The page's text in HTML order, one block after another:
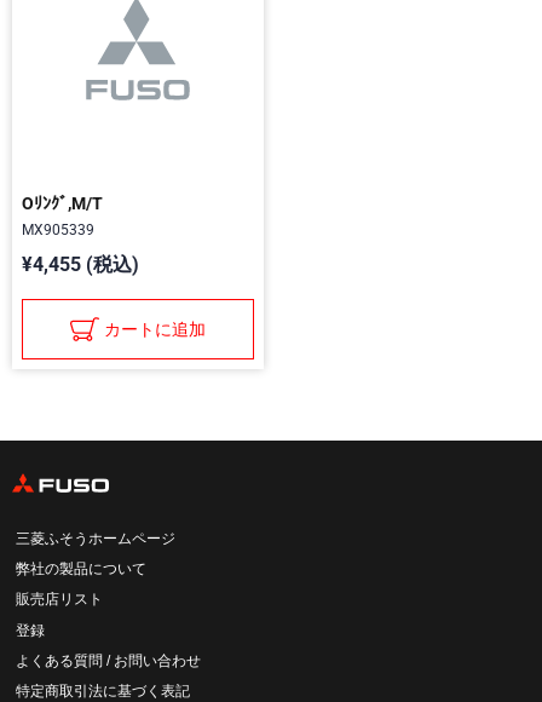
Oﾘﾝｸﾞ,M/T
MX905339
¥4,455 (税込)
カートに追加
三菱ふそうホームページ
弊社の製品について
販売店リスト
登録
よくある質問 / お問い合わせ
特定商取引法に基づく表記